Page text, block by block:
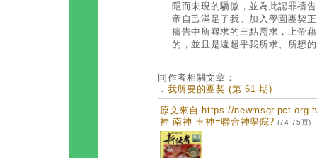
隱而未現的驕傲，並為此認罪禱
帝自己滿足了我。加入學園團契
禱告中所尋求的三點需求，上帝
的，並且是遠超乎我所求、所想
同作者相關文章：
． 我所要的團契 (第 61 期)
原文來自 https://
神 南神 玉神=聯合神學院? (74-75頁)